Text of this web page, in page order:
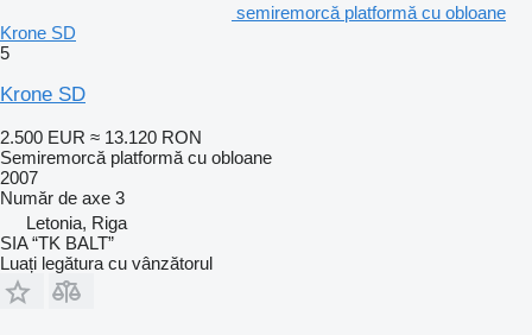
semiremorcă platformă cu obloane
Krone SD
5
Krone SD
2.500 EUR ≈ 13.120 RON
Semiremorcă platformă cu obloane
2007
Număr de axe 3
Letonia, Riga
SIA “TK BALT”
Luați legătura cu vânzătorul